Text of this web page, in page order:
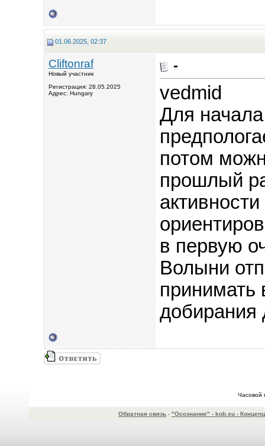
01.06.2025, 02:37
Cliftonraf
Новый участник
Регистрация: 28.05.2025
Адрес: Hungary
-
vedmid
Для
потом
прошлый
в первую
Волыни
принимать
добирания
Часовой
Обратная связь - "Осознание" - kob.su -